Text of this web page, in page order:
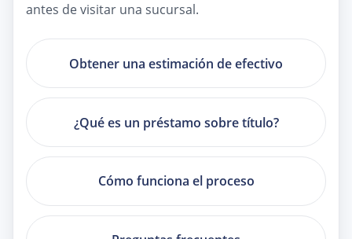
antes de visitar una sucursal.
Obtener una estimación de efectivo
¿Qué es un préstamo sobre título?
Cómo funciona el proceso